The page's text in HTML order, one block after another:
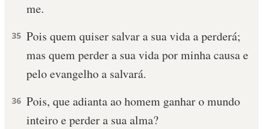
DEVOCIONAL DIÁRIO
10 MANDAMENTOS
ESBOÇOS DE PREGAÇÃO
me.
35 Pois quem quiser salvar a sua vida a perderá;
mas quem perder a sua vida por minha causa e
pelo evangelho a salvará.
36 Pois, que adianta ao homem ganhar o mundo
inteiro e perder a sua alma?